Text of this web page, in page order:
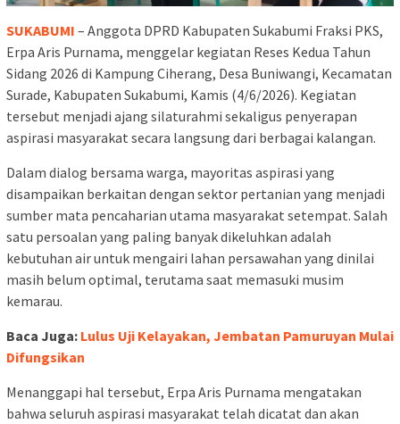
SUKABUMI – Anggota DPRD Kabupaten Sukabumi Fraksi PKS,
Erpa Aris Purnama, menggelar kegiatan Reses Kedua Tahun
Sidang 2026 di Kampung Ciherang, Desa Buniwangi, Kecamatan
Surade, Kabupaten Sukabumi, Kamis (4/6/2026). Kegiatan
tersebut menjadi ajang silaturahmi sekaligus penyerapan
aspirasi masyarakat secara langsung dari berbagai kalangan.
Dalam dialog bersama warga, mayoritas aspirasi yang
disampaikan berkaitan dengan sektor pertanian yang menjadi
sumber mata pencaharian utama masyarakat setempat. Salah
satu persoalan yang paling banyak dikeluhkan adalah
kebutuhan air untuk mengairi lahan persawahan yang dinilai
masih belum optimal, terutama saat memasuki musim
kemarau.
Baca Juga: Lulus Uji Kelayakan, Jembatan Pamuruyan Mulai
Difungsikan
Menanggapi hal tersebut, Erpa Aris Purnama mengatakan
bahwa seluruh aspirasi masyarakat telah dicatat dan akan